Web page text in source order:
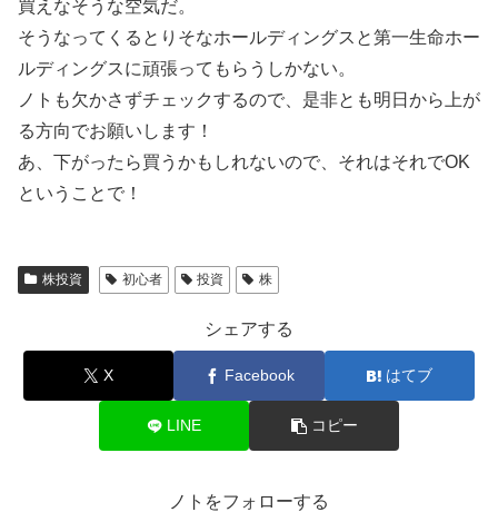
買えなそうな空気だ。
そうなってくるとりそなホールディングスと第一生命ホー
ルディングスに頑張ってもらうしかない。
ノトも欠かさずチェックするので、是非とも明日から上が
る方向でお願いします！
あ、下がったら買うかもしれないので、それはそれでOK
ということで！
株投資 初心者 投資 株
シェアする
X Facebook はてブ
LINE コピー
ノトをフォローする